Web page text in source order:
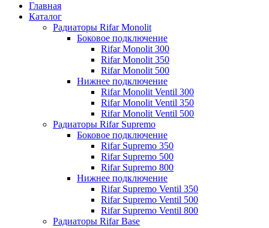
Главная
Каталог
Радиаторы Rifar Monolit
Боковое подключение
Rifar Monolit 300
Rifar Monolit 350
Rifar Monolit 500
Нижнее подключение
Rifar Monolit Ventil 300
Rifar Monolit Ventil 350
Rifar Monolit Ventil 500
Радиаторы Rifar Supremo
Боковое подключение
Rifar Supremo 350
Rifar Supremo 500
Rifar Supremo 800
Нижнее подключение
Rifar Supremo Ventil 350
Rifar Supremo Ventil 500
Rifar Supremo Ventil 800
Радиаторы Rifar Base